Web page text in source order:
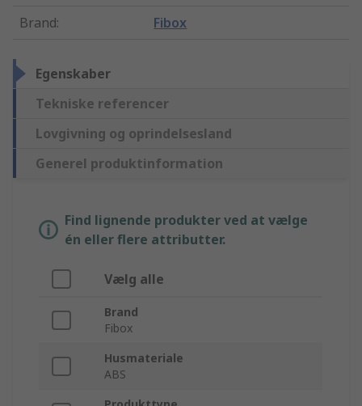
Brand: Fibox
Egenskaber
Tekniske referencer
Lovgivning og oprindelsesland
Generel produktinformation
Find lignende produkter ved at vælge
én eller flere attributter.
Vælg alle
Brand
Fibox
Husmateriale
ABS